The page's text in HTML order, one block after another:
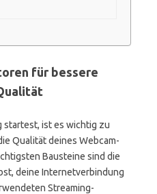
für bessere
startest, ist es wichtig zu
Qualität deines Webcam-
Bausteine sind die
deine Internetverbindung
Streaming-